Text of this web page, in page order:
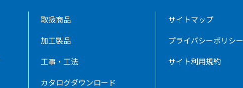
取扱商品
加工製品
工事・工法
カタログダウンロード
サイトマップ
プライバシーポリシー
サイト利用規約